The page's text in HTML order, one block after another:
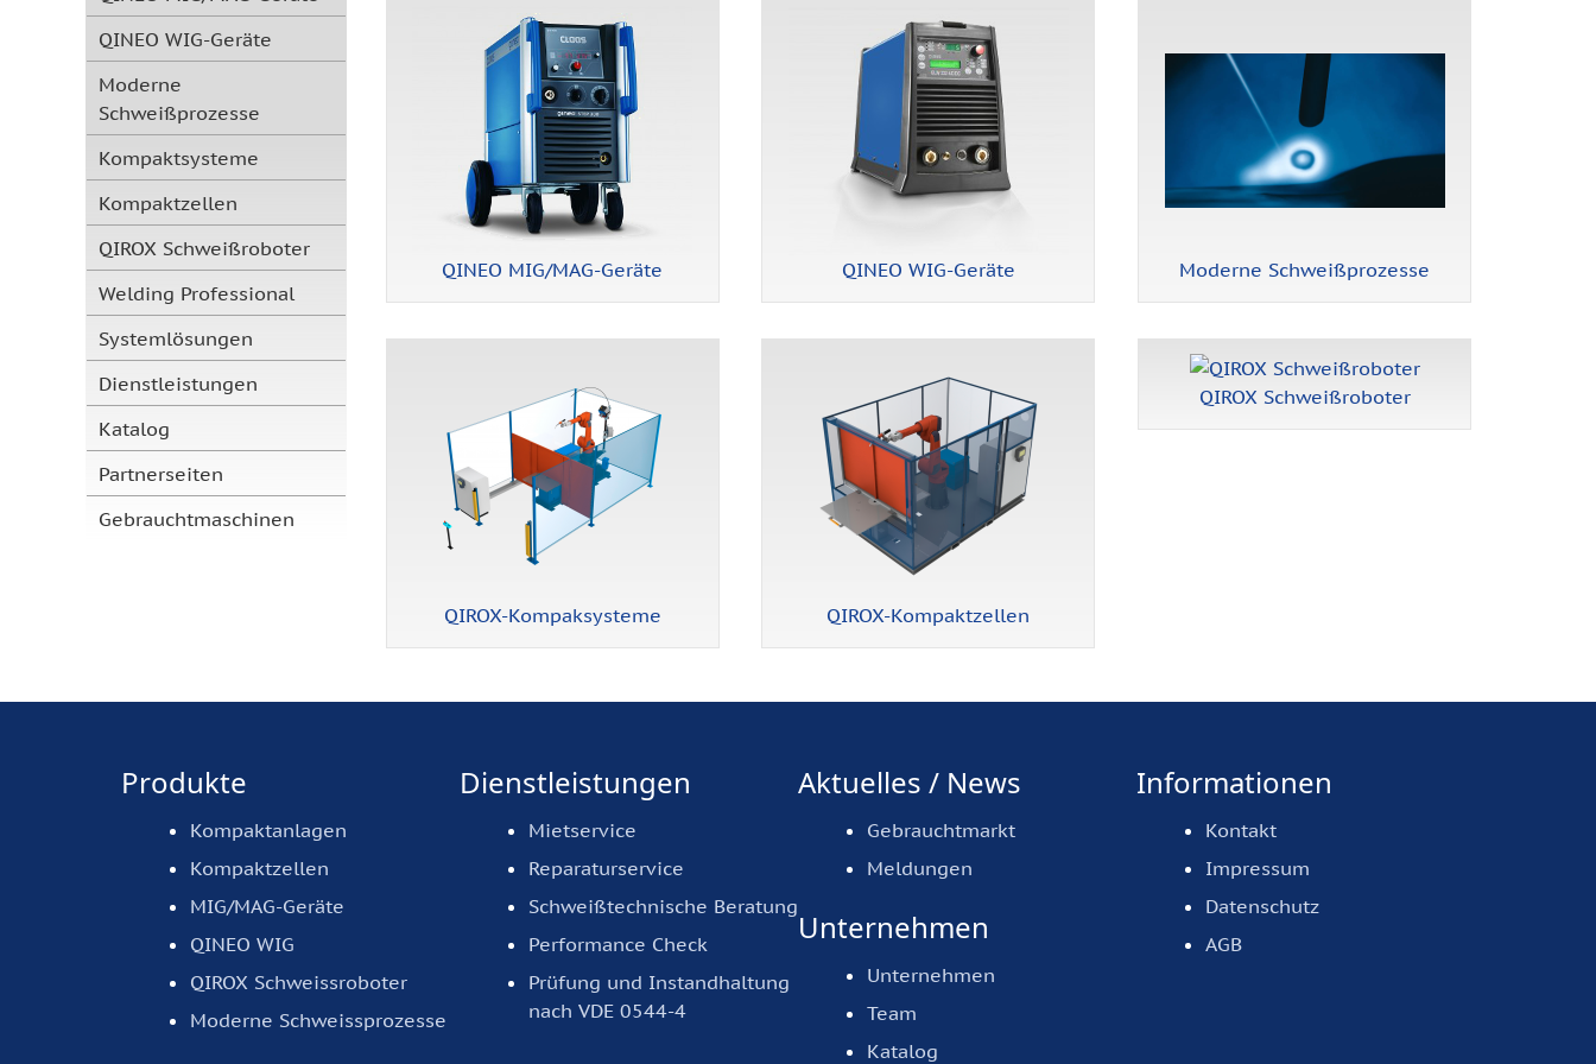
QINEO MIG/MAG-Geräte QINEO WIG-Geräte Moderne Schweißprozesse
QIROX-Kompaksysteme QIROX-Kompaktzellen
QIROX Schweißroboter
QINEO WIG-Geräte
Moderne
Schweißprozesse
Kompaktsysteme
Kompaktzellen
QIROX Schweißroboter
Welding Professional
Systemlösungen
Dienstleistungen
Katalog
Partnerseiten
Gebrauchtmaschinen
Produkte
Kompaktanlagen
Kompaktzellen
MIG/MAG-Geräte
QINEO WIG
QIROX Schweissroboter
Moderne Schweissprozesse
Dienstleistungen
Mietservice
Reparaturservice
Schweißtechnische Beratung
Performance Check
Prüfung und Instandhaltung
nach VDE 0544-4
Aktuelles / News
Gebrauchtmarkt
Meldungen
Unternehmen
Unternehmen
Team
Katalog
Informationen
Kontakt
Impressum
Datenschutz
AGB